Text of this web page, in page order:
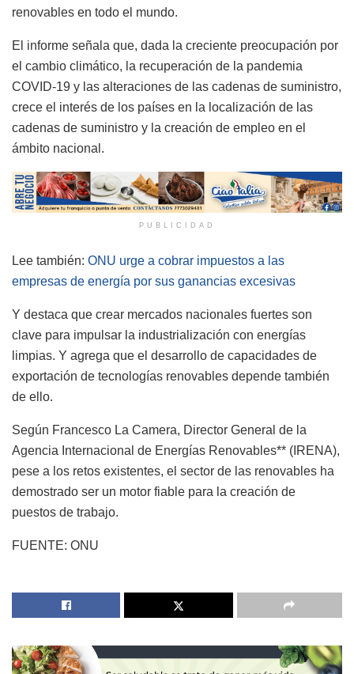
renovables en todo el mundo.
El informe señala que, dada la creciente preocupación por
el cambio climático, la recuperación de la pandemia
COVID-19 y las alteraciones de las cadenas de suministro,
crece el interés de los países en la localización de las
cadenas de suministro y la creación de empleo en el
ámbito nacional.
PUBLICIDAD
Lee también: ONU urge a cobrar impuestos a las
empresas de energía por sus ganancias excesivas
Y destaca que crear mercados nacionales fuertes son
clave para impulsar la industrialización con energías
limpias. Y agrega que el desarrollo de capacidades de
exportación de tecnologías renovables depende también
de ello.
Según Francesco La Camera, Director General de la
Agencia Internacional de Energías Renovables** (IRENA),
pese a los retos existentes, el sector de las renovables ha
demostrado ser un motor fiable para la creación de
puestos de trabajo.
FUENTE: ONU